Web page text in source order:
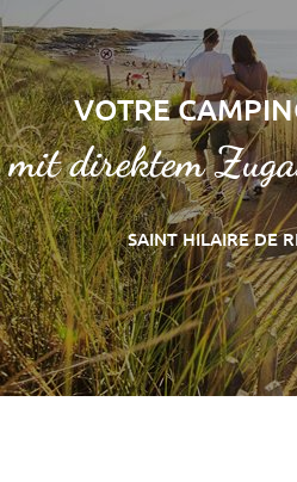
VOTRE
mit direktem
SAINT HILAIRE DE